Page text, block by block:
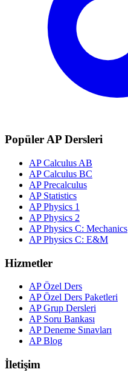
Popüler AP Dersleri
AP Calculus AB
AP Calculus BC
AP Precalculus
AP Statistics
AP Physics 1
AP Physics 2
AP Physics C: Mechanics
AP Physics C: E&M
Hizmetler
AP Özel Ders
AP Özel Ders Paketleri
AP Grup Dersleri
AP Soru Bankası
AP Deneme Sınavları
AP Blog
İletişim